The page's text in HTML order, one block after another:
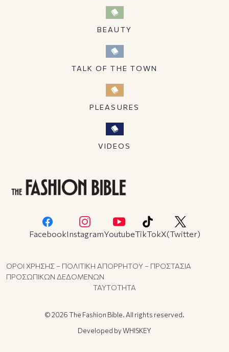
BEAUTY
TALK OF THE TOWN
PLEASURES
VIDEOS
FacebookInstagramYoutubeTikTokX(Twitter)
ΟΡΟΙ ΧΡΗΣΗΣ – ΠΟΛΙΤΙΚΗ ΑΠΟΡΡΗΤΟΥ – ΠΡΟΣΤΑΣΙΑ
ΠΡΟΣΩΠΙΚΩΝ ΔΕΔΟΜΕΝΩΝ
ΤΑΥΤΟΤΗΤΑ
© 2026 The Fashion Bible. All rights reserved.
Developed byWHISKEY